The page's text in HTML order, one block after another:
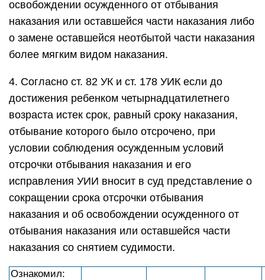
освобождении осужденного от отбывания
наказания или оставшейся части наказания либо
о замене оставшейся неотбытой части наказания
более мягким видом наказания.
4. Согласно ст. 82 УК и ст. 178 УИК если до
достижения ребенком четырнадцатилетнего
возраста истек срок, равный сроку наказания,
отбывание которого было отсрочено, при
условии соблюдения осужденным условий
отсрочки отбывания наказания и его
исправления УИИ вносит в суд представление о
сокращении срока отсрочки отбывания
наказания и об освобождении осужденного от
отбывания наказания или оставшейся части
наказания со снятием судимости.
Ознакомил: